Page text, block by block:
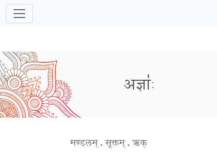
अज्ञाः॑
मण्डलम् . सूक्तम् . ऋक्